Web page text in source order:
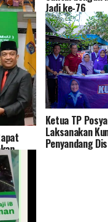
Jadi ke-76
Ketua TP
Laksanakan
Penyandang